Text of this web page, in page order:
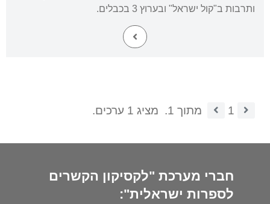
ותרבות ב"קול ישראל" ובערוץ 3 בכבלים.
1 מתוך 1. מציג 1 ערכים.
חברי מערכת "לקסיקון הקשרים
לספרות ישראלית":